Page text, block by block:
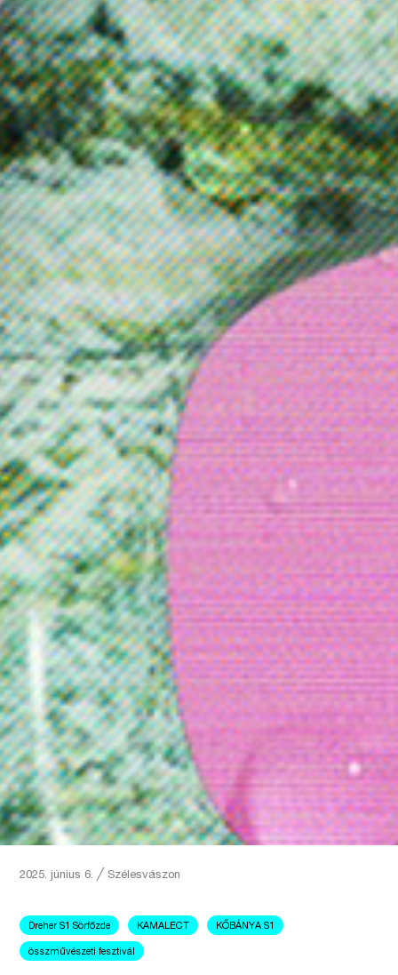
2025. június 6. ╱ Szélesvászon
Dreher S1 Sörfőzde KAMALECT KŐBÁNYA S1
összművészeti fesztivál